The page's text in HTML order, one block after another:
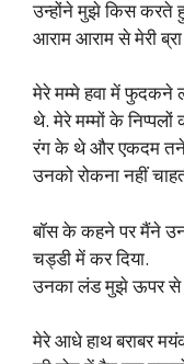
उन्होंने मुझे किस करते
आराम आराम से मेरी
मेरे मम्मे हवा में फुदकने
थे. मेरे मम्मों के
रंग के थे और एकदम
उनको रोकना नहीं
बॉस के कहने पर मैंने
चड्डी में कर दिया.
उनका लंड मुझे ऊपर से
मेरे आधे हाथ बराबर